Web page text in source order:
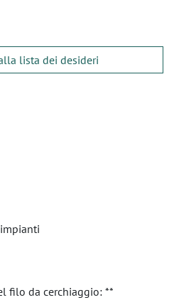
lista dei desideri
filo da cerchiaggio: **